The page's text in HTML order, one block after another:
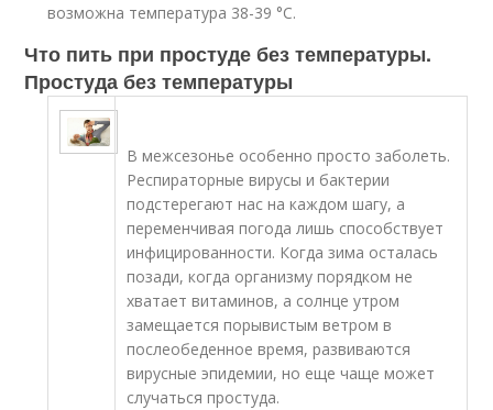
возможна температура 38-39 °C.
Что пить при простуде без температуры.
Простуда без температуры
В межсезонье особенно просто заболеть.
Респираторные вирусы и бактерии
подстерегают нас на каждом шагу, а
переменчивая погода лишь способствует
инфицированности. Когда зима осталась
позади, когда организму порядком не
хватает витаминов, а солнце утром
замещается порывистым ветром в
послеобеденное время, развиваются
вирусные эпидемии, но еще чаще может
случаться простуда.